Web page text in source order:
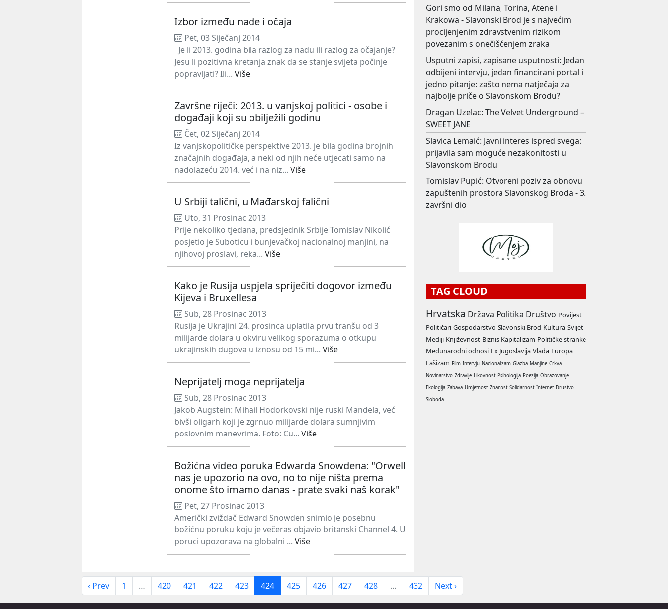
Izbor između nade i očaja
Pet, 03 Siječanj 2014
Je li 2013. godina bila razlog za nadu ili razlog za očajanje?
Jesu li pozitivna kretanja znak da se stanje svijeta počinje
popravljati? Ili... Više
Završne riječi: 2013. u vanjskoj politici - osobe i
događaji koji su obilježili godinu
Čet, 02 Siječanj 2014
Iz vanjskopolitičke perspektive 2013. je bila godina brojnih
značajnih događaja, a neki od njih neće utjecati samo na
nadolazeću 2014. već i na niz... Više
U Srbiji talični, u Mađarskoj falični
Uto, 31 Prosinac 2013
Prije nekoliko tjedana, predsjednik Srbije Tomislav Nikolić
posjetio je Suboticu i bunjevačkoj nacionalnoj manjini, na
njihovoj proslavi, reka... Više
Kako je Rusija uspjela spriječiti dogovor između
Kijeva i Bruxellesa
Sub, 28 Prosinac 2013
Rusija je Ukrajini 24. prosinca uplatila prvu tranšu od 3
milijarde dolara u okviru velikog sporazuma o otkupu
ukrajinskih dugova u iznosu od 15 mi... Više
Neprijatelj moga neprijatelja
Sub, 28 Prosinac 2013
Jakob Augstein: Mihail Hodorkovski nije ruski Mandela, već
bivši oligarh koji je zgrnuo milijarde dolara sumnjivim
poslovnim manevrima. Foto: Cu... Više
Božićna video poruka Edwarda Snowdena: "Orwell
nas je upozorio na ovo, no to nije ništa prema
onome što imamo danas - prate svaki naš korak"
Pet, 27 Prosinac 2013
Američki zviždač Edward Snowden snimio je posebnu
božićnu poruku koju je večeras objavio britanski Channel 4. U
poruci upozorava na globalni ... Više
‹ Prev 1 … 420 421 422 423 424 425 426 427 428 … 432 Next ›
Gori smo od Milana, Torina, Atene i
Krakowa - Slavonski Brod je s najvećim
procijenjenim zdravstvenim rizikom
povezanim s onečišćenjem zraka
Usputni zapisi, zapisane usputnosti: Jedan
odbijeni intervju, jedan financirani portal i
jedno pitanje: zašto nema natječaja za
najbolje priče o Slavonskom Brodu?
Dragan Uzelac: The Velvet Underground –
SWEET JANE
Slavica Lemaić: Javni interes ispred svega:
prijavila sam moguće nezakonitosti u
Slavonskom Brodu
Tomislav Pupić: Otvoreni poziv za obnovu
zapuštenih prostora Slavonskog Broda - 3.
završni dio
TAG CLOUD
Hrvatska Država Politika Društvo Povijest
Političari Gospodarstvo Slavonski Brod Kultura Svijet
Mediji Književnost Biznis Kapitalizam Političke stranke
Međunarodni odnosi Ex Jugoslavija Vlada Europa
Fašizam Film Intervju Nacionalizam Glazba Manjine Crkva
Novinarstvo Zdravlje Likovnost Psihologija Poezija Obrazovanje
Ekologija Zabava Umjetnost Znanost Solidarnost Internet Drustvo
Sloboda